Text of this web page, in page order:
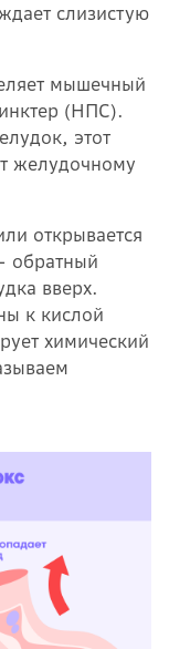
слизистую
мышечный
(НПС).
этот
желудочному
открывается
обратный
вверх.
к кислой
химический